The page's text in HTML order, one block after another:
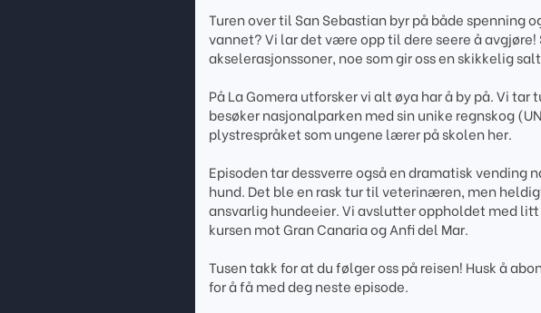
Turen over til San Sebastian byr på både spenning
vannet? Vi lar det være opp til dere seere å
akselerasjonssoner, noe som gir oss en skikkelig
På La Gomera utforsker vi alt øya har å by på. Vi
besøker nasjonalparken med sin unike regnskog
plystrespråket som ungene lærer på skolen her.
Episoden tar dessverre også en dramatisk vending
hund. Det ble en rask tur til veterinæren, men
ansvarlig hundeeier. Vi avslutter oppholdet med
kursen mot Gran Canaria og Anfi del Mar.
Tusen takk for at du følger oss på reisen! Husk å
for å få med deg neste episode.